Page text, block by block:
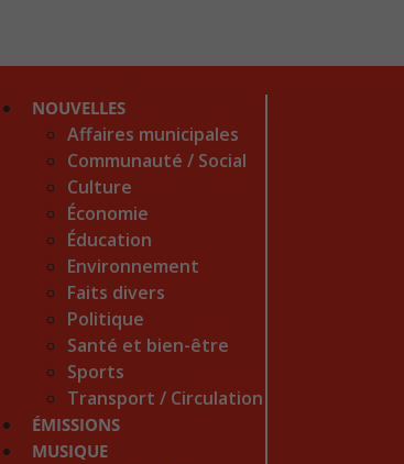
NOUVELLES
Affaires municipales
Communauté / Social
Culture
Économie
Éducation
Environnement
Faits divers
Politique
Santé et bien-être
Sports
Transport / Circulation
ÉMISSIONS
MUSIQUE